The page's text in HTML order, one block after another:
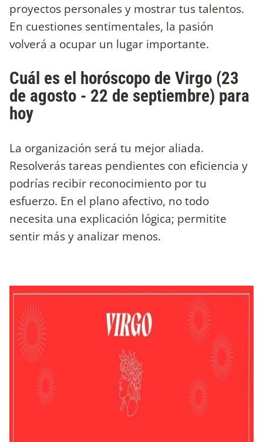
proyectos personales y mostrar tus talentos.
En cuestiones sentimentales, la pasión
volverá a ocupar un lugar importante.
Cuál es el horóscopo de Virgo (23
de agosto - 22 de septiembre) para
hoy
La organización será tu mejor aliada.
Resolverás tareas pendientes con eficiencia y
podrías recibir reconocimiento por tu
esfuerzo. En el plano afectivo, no todo
necesita una explicación lógica; permitite
sentir más y analizar menos.